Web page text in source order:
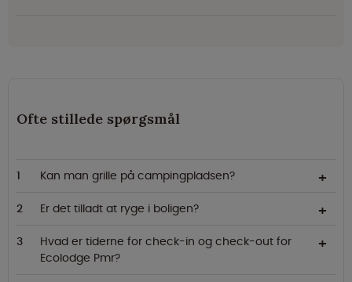
Ofte stillede spørgsmål
Kan man grille på campingpladsen?
Er det tilladt at ryge i boligen?
Hvad er tiderne for check-in og check-out for
Ecolodge Pmr?